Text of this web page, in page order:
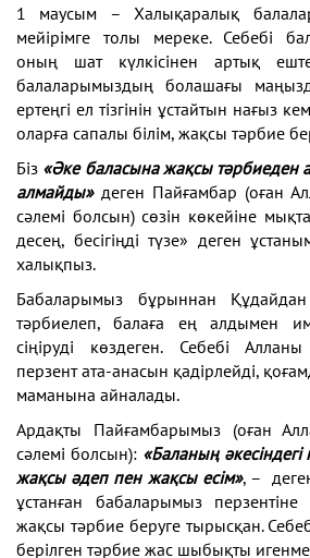
1 маусым – Халықаралық
мейірімге толы мереке. Себебі
оның шат күлкісінен артық
балаларымыздың болашағы
ертеңгі ел тізгінін ұстайтын нағыз
оларға сапалы білім, жақсы тәрбие
Біз «Әке баласына жақсы тәрбиеден
алмайды»деген Пайғамбар (оған
сәлемі болсын) сөзін көкейіне
десең, бесігіңді түзе» деген
халықпыз.
Бабаларымыз бұрыннан
тәрбиелеп, балаға ең алдымен
сіңіруді көздеген. Себебі
перзент ата-анасын қадірлейді,
маманына айналады.
Ардақты Пайғамбарымыз (оған
сәлемі болсын): «Баланың
жақсы әдеп пен жақсы есім», –
ұстанған бабаларымыз
жақсы тәрбие беруге тырысқан.
берілген тәрбие жас шыбықты